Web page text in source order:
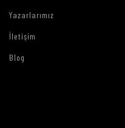
Yazarlarımız
İletişim
Blog